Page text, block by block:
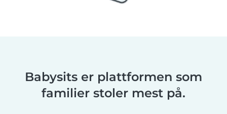
Babysits er plattformen som
familier stoler mest på.